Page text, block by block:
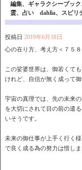
編集、ギャラクシーブッ
霊、占い dahlia、スピリ
投稿日 2019年6月18日
心の在り方、考え方＜７５８
この娑婆世界は、御若くて
けれど、自信が無く成って
宇宙の真理では、先の未来
を大切にされて目の前の遣
いそうです。
未来の御仕事が上手く行く
で良く成る為の努力は惜し